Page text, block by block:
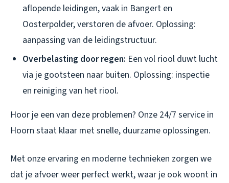
aflopende leidingen, vaak in Bangert en
Oosterpolder, verstoren de afvoer. Oplossing:
aanpassing van de leidingstructuur.
Overbelasting door regen: Een vol riool duwt lucht
via je gootsteen naar buiten. Oplossing: inspectie
en reiniging van het riool.
Hoor je een van deze problemen? Onze 24/7 service in
Hoorn staat klaar met snelle, duurzame oplossingen.
Met onze ervaring en moderne technieken zorgen we
dat je afvoer weer perfect werkt, waar je ook woont in